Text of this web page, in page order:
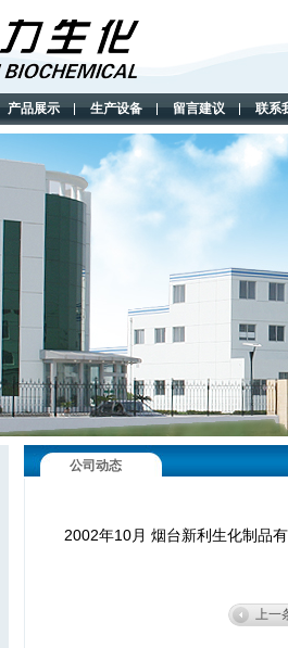
产品展示 生产设备 留言建议 联系
公司动态
2002年10月 烟台新利生化制品
上一